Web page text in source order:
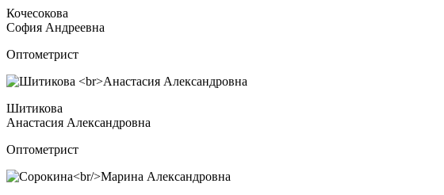
Кочесокова
София Андреевна
Оптометрист
Шитикова
Анастасия Александровна
Оптометрист